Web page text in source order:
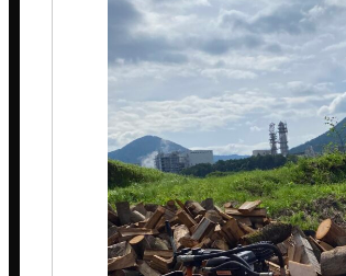
薪ストーブ